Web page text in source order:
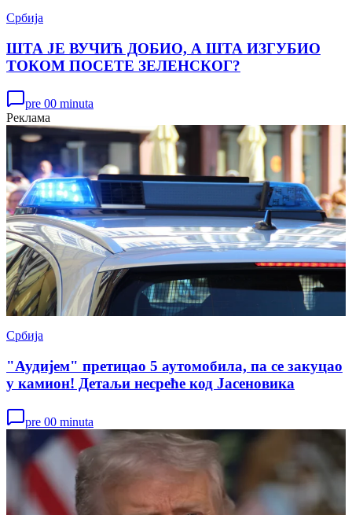
Србија
ШТА ЈЕ ВУЧИЋ ДОБИО, А ШТА ИЗГУБИО
ТОКОМ ПОСЕТЕ ЗЕЛЕНСКОГ?
pre 00 minuta
Реклама
Србија
"Аудијем" претицао 5 аутомобила, па се закуцао
у камион! Детаљи несреће код Јасеновика
pre 00 minuta